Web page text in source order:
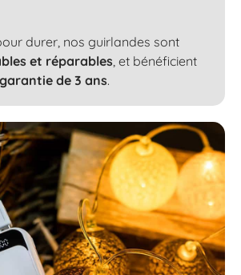
durer, nos guirlandes sont
et réparables, et bénéficient
garantie de 3 ans.